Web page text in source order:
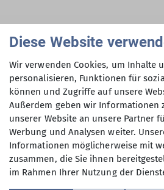
Diese Website
Wir verwenden Cookies, um Inhalte
personalisieren, Funktionen für
können und Zugriffe auf unsere
Außerdem geben wir Informationen
unserer Website an unsere Partner
Werbung und Analysen weiter.
Informationen möglicherweise mit
zusammen, die Sie ihnen
im Rahmen Ihrer Nutzung der